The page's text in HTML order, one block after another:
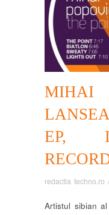
MIHAI
EP,
redactia techno.ro /
Artistul sibian